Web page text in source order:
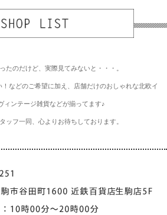
たのだけど、実際見てみないと・・・。
などのご希望に加え、店舗だけのおしゃれな北欧イ
ィンテージ雑貨などが揃ってます♪
ッフ一同、心よりお待ちしております。